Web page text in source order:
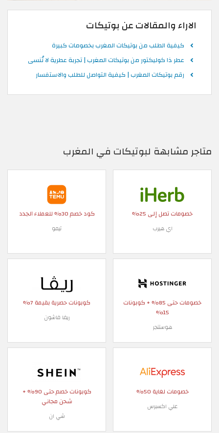
الاراء والمقالات عن بوتيكات
كيفية الطلب من بوتيكات المغرب بخصومات كبيرة
عطر ذا كوليكتور من بوتيكات المغرب | تجربة عطرية لا تُنسى
رقم بوتيكات المغرب | كيفية التواصل للطلب والاستفسار
متاجر مشابهة لبوتيكات في المغرب
خصومات تصل إلى 25%
اي هيرب
كود خصم 30% للعملاء الجدد
تيمو
خصومات حتى 85% + كوبونات
15%
هوستنجر
كوبونات حصرية بقيمة 7%
ريفا فاشون
خصومات لغاية 50%
علي اكسبرس
كوبونات خصم حتى 90% +
شحن مجاني
شي ان